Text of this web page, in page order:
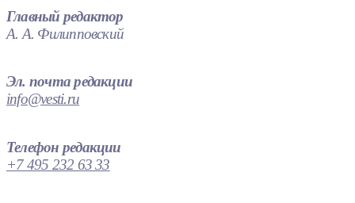
Главный редактор
А. А. Филипповский
Эл. почта редакции
info@vesti.ru
Телефон редакции
+7 495 232 63 33